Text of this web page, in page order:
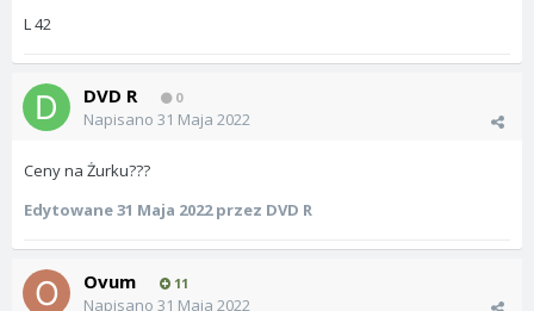
L 42
DVD R 0
Napisano 31 Maja 2022
Ceny na Żurku???
Edytowane31 Maja 2022przez DVD R
Ovum 11
Napisano 31 Maja 2022